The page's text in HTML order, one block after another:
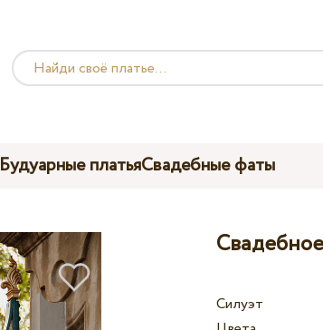
Будуарные платьяСвадебные фаты
Силуэт